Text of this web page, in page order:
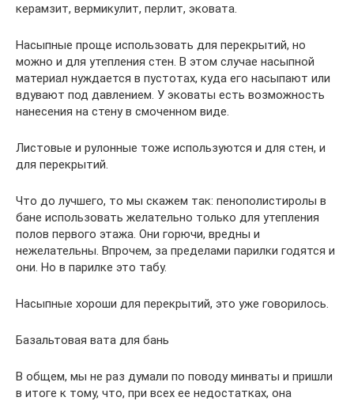
керамзит, вермикулит, перлит, эковата.
Насыпные проще использовать для перекрытий, но
можно и для утепления стен. В этом случае насыпной
материал нуждается в пустотах, куда его насыпают или
вдувают под давлением. У эковаты есть возможность
нанесения на стену в смоченном виде.
Листовые и рулонные тоже используются и для стен, и
для перекрытий.
Что до лучшего, то мы скажем так: пенополистиролы в
бане использовать желательно только для утепления
полов первого этажа. Они горючи, вредны и
нежелательны. Впрочем, за пределами парилки годятся и
они. Но в парилке это табу.
Насыпные хороши для перекрытий, это уже говорилось.
Базальтовая вата для бань
В общем, мы не раз думали по поводу минваты и пришли
в итоге к тому, что, при всех ее недостатках, она